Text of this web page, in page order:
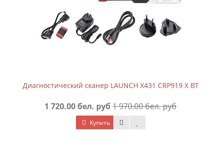
Диагностический сканер LAUNCH X431 CRP919 X BT
1 720.00 бел. руб1 970.00 бел. руб
Купить